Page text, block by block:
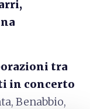
tra
in concerto
Benabbio,